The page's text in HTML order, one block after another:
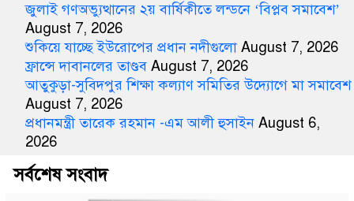
জুলাই গণঅভ্যুত্থানের ২য় বার্ষিকীতে লন্ডনে ‘বিপ্লব সমাবেশ’
August 7, 2026
শুকিয়ে যাচ্ছে ইউরোপের প্রধান নদীগুলো August 7, 2026
ফ্রান্সে দাবানলের তাণ্ডব August 7, 2026
আতুকুড়া-সুবিদপুর শিক্ষা কল্যাণ সমিতির উদ্যোগে মা সমাবেশ
August 7, 2026
প্রধানমন্ত্রী তারেক রহমান -এম আলী হুসাইন August 6,
2026
সর্বশেষ সংবাদ